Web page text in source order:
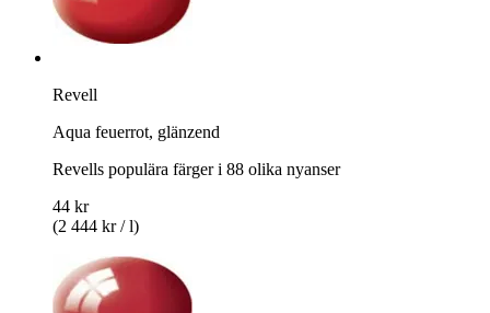
Revell
Aqua feuerrot, glänzend
Revells populära färger i 88 olika nyanser
44 kr
(2 444 kr / l)